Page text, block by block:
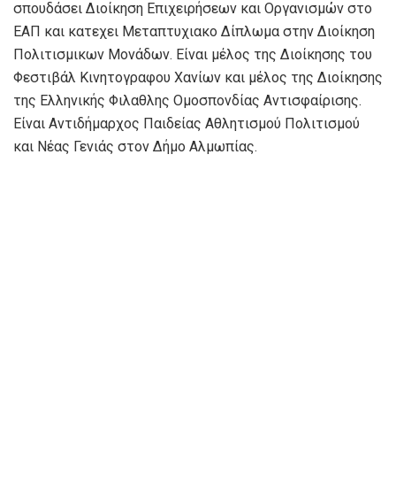
σπουδάσει Διοίκηση Επιχειρήσεων και Οργανισμών στο
ΕΑΠ και κατεχει Μεταπτυχιακο Δίπλωμα στην Διοίκηση
Πολιτισμικων Μονάδων. Είναι μέλος της Διοίκησης του
Φεστιβάλ Κινητογραφου Χανίων και μέλος της Διοίκησης
της Ελληνικής Φιλαθλης Ομοσπονδίας Αντισφαίρισης.
Είναι Αντιδήμαρχος Παιδείας Αθλητισμού Πολιτισμού
και Νέας Γενιάς στον Δήμο Αλμωπίας.